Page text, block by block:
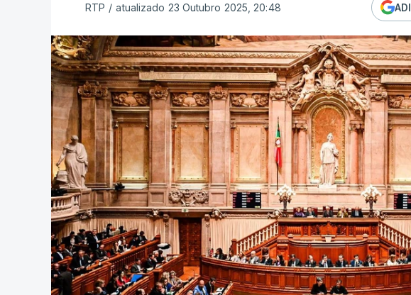
RTP / atualizado 23 Outubro 2025, 20:48